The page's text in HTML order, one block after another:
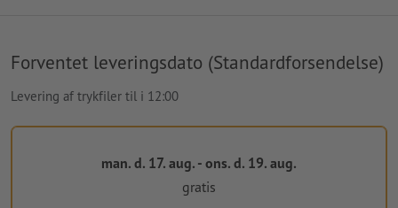
Forventet leveringsdato (Standardforsendelse)
Levering af trykfiler til i 12:00
man. d. 17. aug. - ons. d. 19. aug.
gratis